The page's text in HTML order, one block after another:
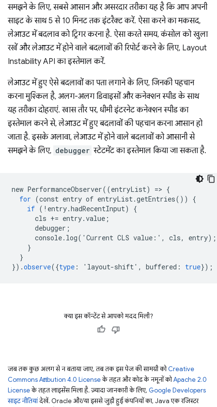
समझने के लिए, सबसे आसान और असरदार तरीका यह है कि आप अपनी
साइट के साथ 5 से 10 मिनट तक इंटरैक्ट करें. ऐसा करने का मकसद,
लेआउट में बदलाव को ट्रिगर करना है. ऐसा करते समय, कंसोल को खुला
रखें और लेआउट में होने वाले बदलावों की रिपोर्ट करने के लिए, Layout
Instability API का इस्तेमाल करें.
लेआउट में हुए ऐसे बदलावों का पता लगाने के लिए, जिनकी पहचान
करना मुश्किल है, अलग-अलग डिवाइसों और कनेक्शन स्पीड के साथ
यह तरीका दोहराएं. खास तौर पर, धीमी इंटरनेट कनेक्शन स्पीड का
इस्तेमाल करने से, लेआउट में हुए बदलावों की पहचान करना आसान हो
जाता है. इसके अलावा, लेआउट में होने वाले बदलावों को आसानी से
समझने के लिए, debugger स्टेटमेंट का इस्तेमाल किया जा सकता है.
new PerformanceObserver((entryList) => {
for (const entry of entryList.getEntries())
{
if (! entry.hadRecentInput)
{
cls += entry.value ;
debugger ;
console. log( ' Current CLS value : ' , cls, entry);
}
}
}).observe({type : ' layout-shift' , buffered : true});
क्या इस कॉन्टेंट से आपको मदद मिली?
जब तक कुछ अलग से न बताया जाए, तब तक इस पेज की सामग्री कोCreative
Commons Attribution 4.0 Licenseके तहत और कोड के नमूनों कोApache 2.0
Licenseके तहत लाइसेंस मिला है. ज़्यादा जानकारी के लिए, Google Developers
साइट नीतियांदेखें. Oracle और/या इससे जुड़ी हुई कंपनियों का, Java एक रजिस्टर